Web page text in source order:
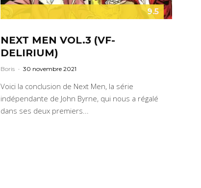
9.5
NEXT MEN VOL.3 (VF-
DELIRIUM)
Boris · 30 novembre 2021
Voici la conclusion de Next Men, la série
indépendante de John Byrne, qui nous a régalé
dans ses deux premiers...